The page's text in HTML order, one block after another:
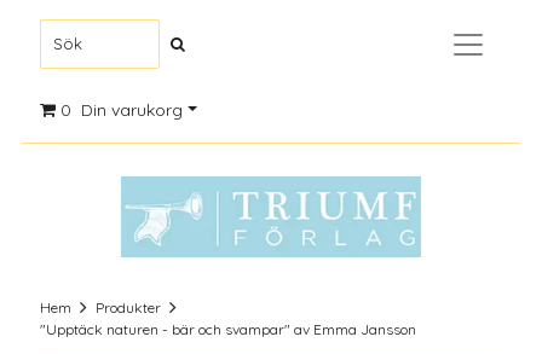
0 Din varukorg
Hem
Produkter
"Upptäck naturen - bär och svampar" av Emma Jansson